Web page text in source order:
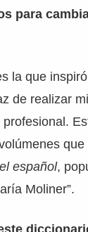
para
la que
de realizar
español,
Moliner”.